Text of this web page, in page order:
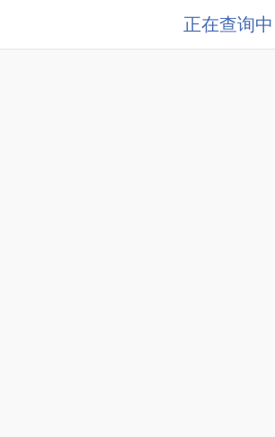
正在查询中